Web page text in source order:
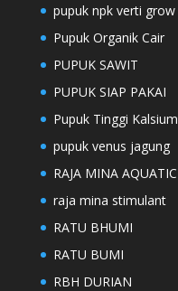
pupuk npk verti grow
Pupuk Organik Cair
PUPUK SAWIT
PUPUK SIAP PAKAI
Pupuk Tinggi Kalsium
pupuk venus jagung
RAJA MINA AQUATIC
raja mina stimulant
RATU BHUMI
RATU BUMI
RBH DURIAN